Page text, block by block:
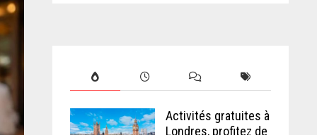
Activités gratuites à
Londres, profitez de